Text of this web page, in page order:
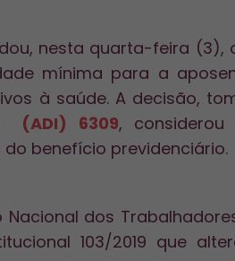
nesta quarta-feira
mínima para a
à saúde. A decisão,
(ADI) 6309,
benefício previdenciário.
dos
103/2019 que